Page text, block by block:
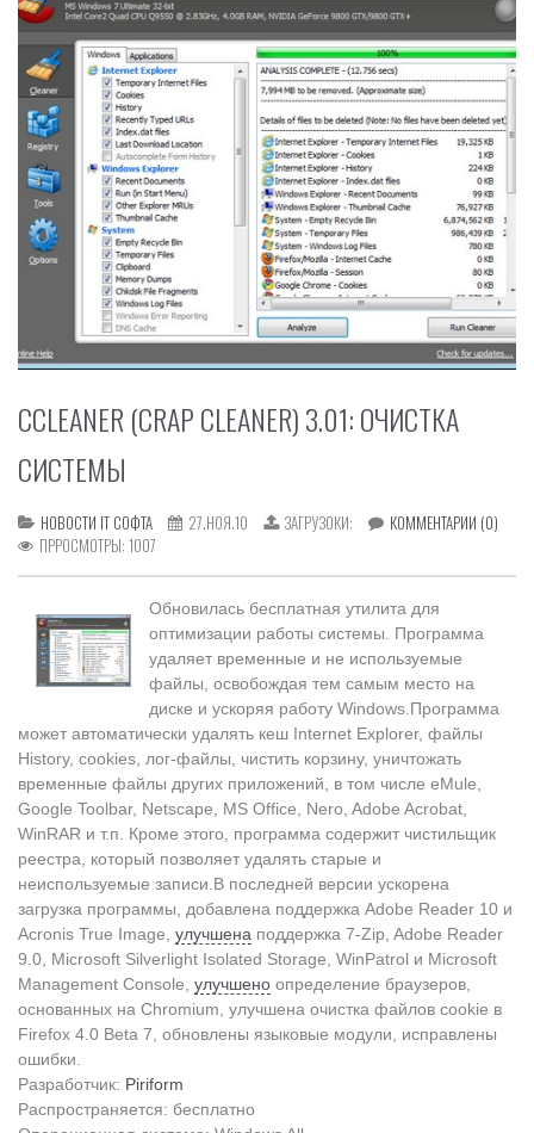
CCLEANER (CRAP CLEANER) 3.01: ОЧИСТКА
СИСТЕМЫ
НОВОСТИ IT СОФТА 27.НОЯ.10 ЗАГРУЗОКИ:
КОММЕНТАРИИ (0)
ПРРОСМОТРЫ: 1007
Обновилась бесплатная утилита для
оптимизации работы системы. Программа
удаляет временные и не используемые
файлы, освобождая тем самым место на
диске и ускоряя работу Windows.Программа
может автоматически удалять кеш Internet Explorer, файлы
History, cookies, лог-файлы, чистить корзину, уничтожать
временные файлы других приложений, в том числе eMule,
Google Toolbar, Netscape, MS Office, Nero, Adobe Acrobat,
WinRAR и т.п. Кроме этого, программа содержит чистильщик
реестра, который позволяет удалять старые и
неиспользуемые записи.В последней версии ускорена
загрузка программы, добавлена поддержка Adobe Reader 10 и
Acronis True Image, улучшена поддержка 7-Zip, Adobe Reader
9.0, Microsoft Silverlight Isolated Storage, WinPatrol и Microsoft
Management Console, улучшено определение браузеров,
основанных на Chromium, улучшена очистка файлов cookie в
Firefox 4.0 Beta 7, обновлены языковые модули, исправлены
ошибки.
Разработчик: Piriform
Распространяется: бесплатно